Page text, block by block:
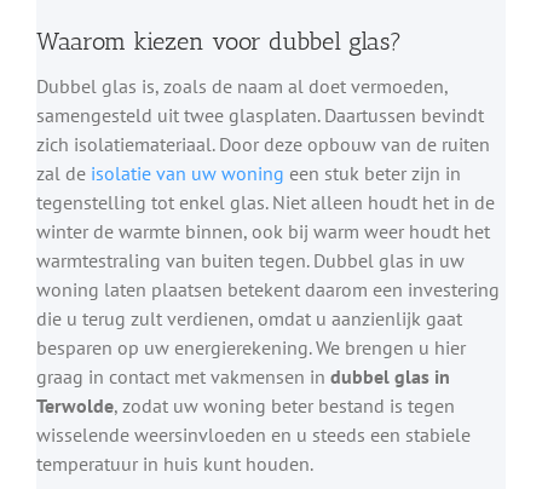
Waarom kiezen voor dubbel glas?
Dubbel glas is, zoals de naam al doet vermoeden,
samengesteld uit twee glasplaten. Daartussen bevindt
zich isolatiemateriaal. Door deze opbouw van de ruiten
zal de isolatie van uw woning een stuk beter zijn in
tegenstelling tot enkel glas. Niet alleen houdt het in de
winter de warmte binnen, ook bij warm weer houdt het
warmtestraling van buiten tegen. Dubbel glas in uw
woning laten plaatsen betekent daarom een investering
die u terug zult verdienen, omdat u aanzienlijk gaat
besparen op uw energierekening. We brengen u hier
graag in contact met vakmensen in dubbel glas in
Terwolde, zodat uw woning beter bestand is tegen
wisselende weersinvloeden en u steeds een stabiele
temperatuur in huis kunt houden.